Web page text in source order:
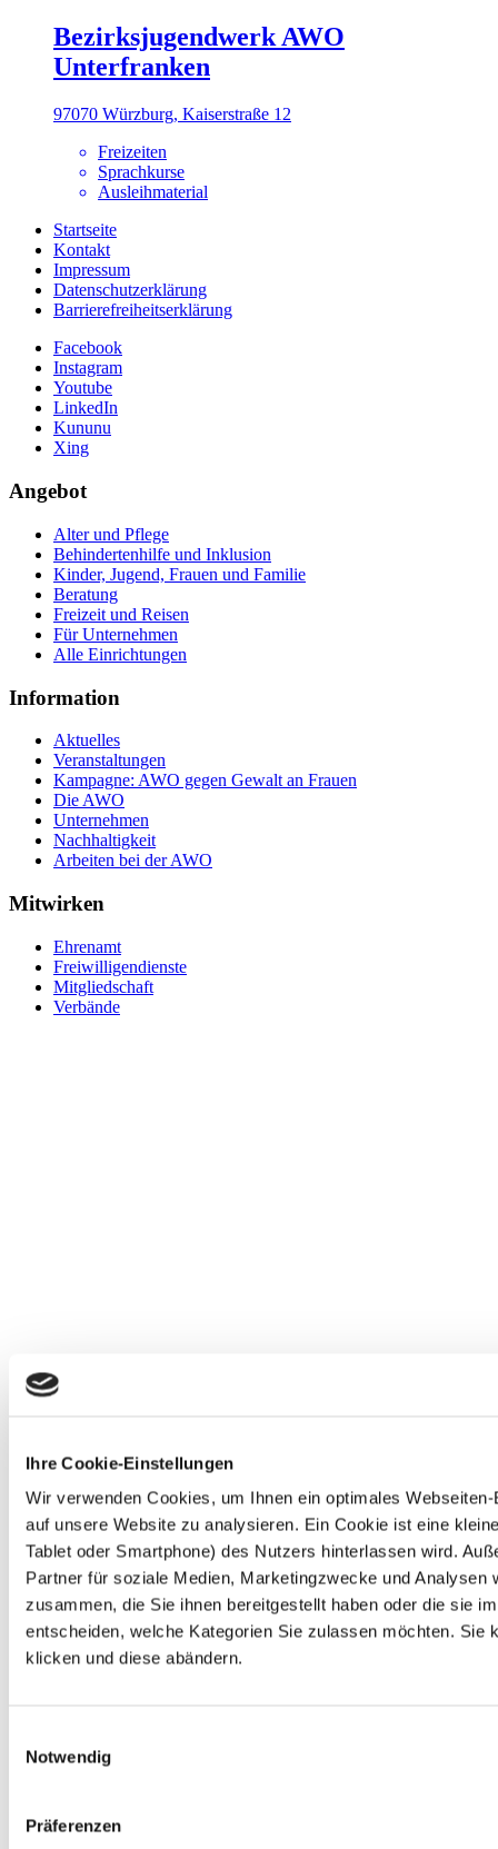
Ihre Cookie-Einstellungen
Wir verwenden Cookies, um Ihnen ein optimales
auf unsere Website zu analysieren. Ein Cookie ist eine
Tablet oder Smartphone) des Nutzers hinterlassen wird.
Partner für soziale Medien, Marketingzwecke und
zusammen, die Sie ihnen bereitgestellt haben oder die sie
entscheiden, welche Kategorien Sie zulassen möchten. Sie
klicken und diese abändern.
Notwendig
Präferenzen
Bezirksjugendwerk AWO
Unterfranken
97070 Würzburg, Kaiserstraße 12
Freizeiten
Sprachkurse
Ausleihmaterial
Startseite
Kontakt
Impressum
Datenschutzerklärung
Barrierefreiheitserklärung
Facebook
Instagram
Youtube
LinkedIn
Kununu
Xing
Angebot
Alter und Pflege
Behindertenhilfe und Inklusion
Kinder, Jugend, Frauen und Familie
Beratung
Freizeit und Reisen
Für Unternehmen
Alle Einrichtungen
Information
Aktuelles
Veranstaltungen
Kampagne: AWO gegen Gewalt an Frauen
Die AWO
Unternehmen
Nachhaltigkeit
Arbeiten bei der AWO
Mitwirken
Ehrenamt
Freiwilligendienste
Mitgliedschaft
Verbände